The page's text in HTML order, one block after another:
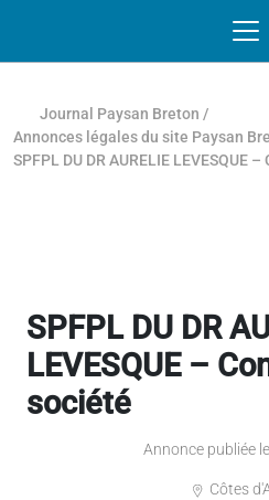
Journal Paysan Breton /
Annonces légales du site Paysan
SPFPL DU DR AURELIE LEVESQUE
SPFPL DU DR
LEVESQUE –
société
Annonce publiée
Côtes